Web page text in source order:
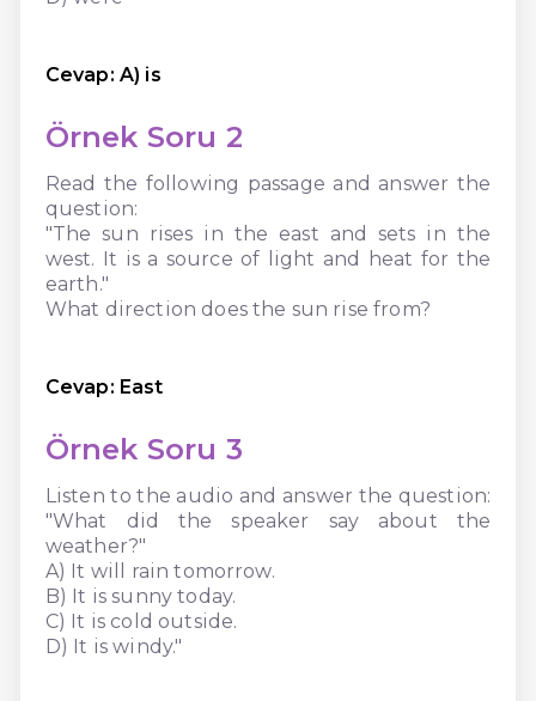
Cevap: A) is
Örnek Soru 2
Read the following passage and answer the
question:
"The sun rises in the east and sets in the
west. It is a source of light and heat for the
earth."
What direction does the sun rise from?
Cevap: East
Örnek Soru 3
Listen to the audio and answer the question:
"What did the speaker say about the
weather?"
A) It will rain tomorrow.
B) It is sunny today.
C) It is cold outside.
D) It is windy."